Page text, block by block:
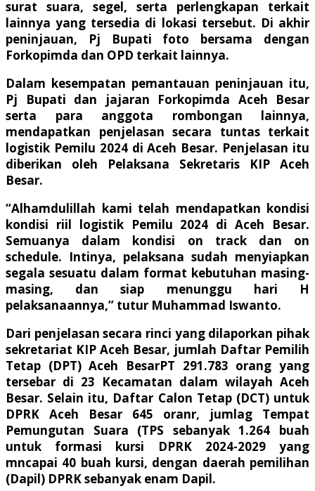
surat suara, segel, serta perlengkapan terkait
lainnya yang tersedia di lokasi tersebut. Di akhir
peninjauan, Pj Bupati foto bersama dengan
Forkopimda dan OPD terkait lainnya.
Dalam kesempatan pemantauan peninjauan itu,
Pj Bupati dan jajaran Forkopimda Aceh Besar
serta para anggota rombongan lainnya,
mendapatkan penjelasan secara tuntas terkait
logistik Pemilu 2024 di Aceh Besar. Penjelasan itu
diberikan oleh Pelaksana Sekretaris KIP Aceh
Besar.
“Alhamdulillah kami telah mendapatkan kondisi
kondisi riil logistik Pemilu 2024 di Aceh Besar.
Semuanya dalam kondisi on track dan on
schedule. Intinya, pelaksana sudah menyiapkan
segala sesuatu dalam format kebutuhan masing-
masing, dan siap menunggu hari H
pelaksanaannya,” tutur Muhammad Iswanto.
Dari penjelasan secara rinci yang dilaporkan pihak
sekretariat KIP Aceh Besar, jumlah Daftar Pemilih
Tetap (DPT) Aceh BesarPT 291.783 orang yang
tersebar di 23 Kecamatan dalam wilayah Aceh
Besar. Selain itu, Daftar Calon Tetap (DCT) untuk
DPRK Aceh Besar 645 oranr, jumlag Tempat
Pemungutan Suara (TPS sebanyak 1.264 buah
untuk formasi kursi DPRK 2024-2029 yang
mncapai 40 buah kursi, dengan daerah pemilihan
(Dapil) DPRK sebanyak enam Dapil.